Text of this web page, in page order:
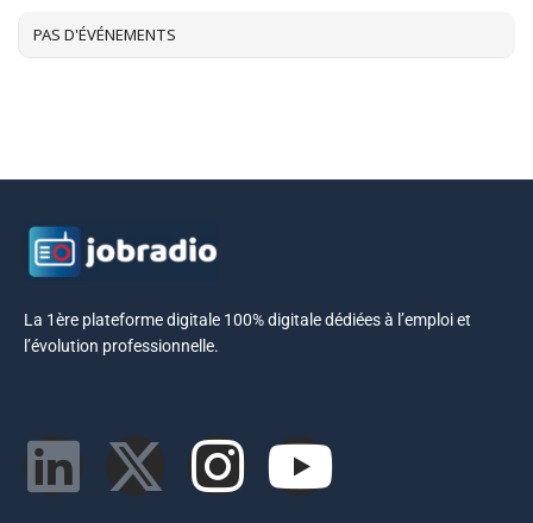
PAS D'ÉVÉNEMENTS
La 1ère plateforme digitale 100% digitale dédiées à l’emploi et
l’évolution professionnelle.